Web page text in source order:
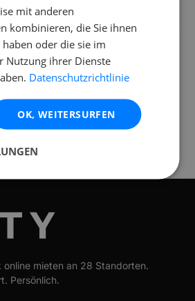
folgendenStandorten
mieten an 28 Standorten.
Persönlich.
mit anderen
kombinieren, die Sie ihnen
oder die sie im
Nutzung ihrer Dienste
Datenschutzrichtlinie
OK, WEITERSURFEN